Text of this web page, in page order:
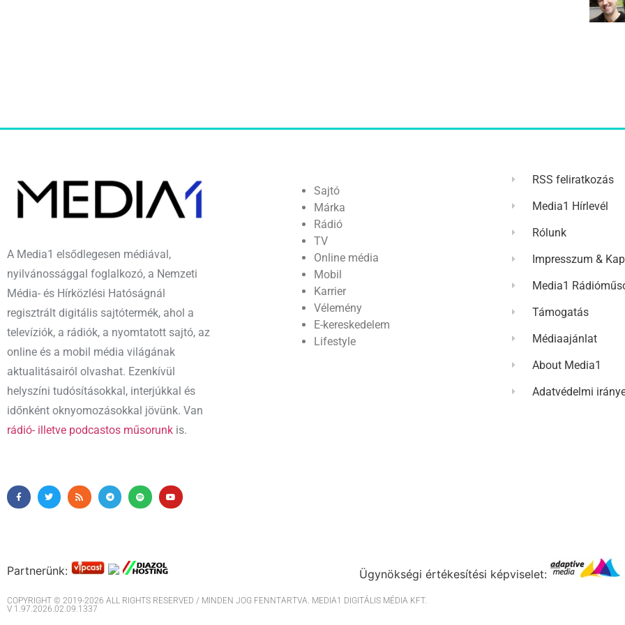
A Media1 elsődlegesen médiával,
nyilvánossággal foglalkozó, a Nemzeti
Média- és Hírközlési Hatóságnál
regisztrált digitális sajtótermék, ahol a
televíziók, a rádiók, a nyomtatott sajtó, az
online és a mobil média világának
aktualitásairól olvashat. Ezenkívül
helyszíni tudósításokkal, interjúkkal és
időnként oknyomozásokkal jövünk. Van
rádió- illetve podcastos műsorunk is.
Sajtó
Márka
Rádió
TV
Online média
Mobil
Karrier
Vélemény
E-kereskedelem
Lifestyle
RSS feliratkozás
Media1 Hírlevél
Rólunk
Impresszum &
Media1
Támogatás
Médiaajánlat
About Media1
Adatvédelmi
Partnerünk: Ügynökségi értékesítési képviselet:
COPYRIGHT © 2019-2026 ALL RIGHTS RESERVED / MINDEN JOG FENNTARTVA. MEDIA1 DIGITÁLIS MÉDIA KFT.
V 1.97.2026.02.09.1337